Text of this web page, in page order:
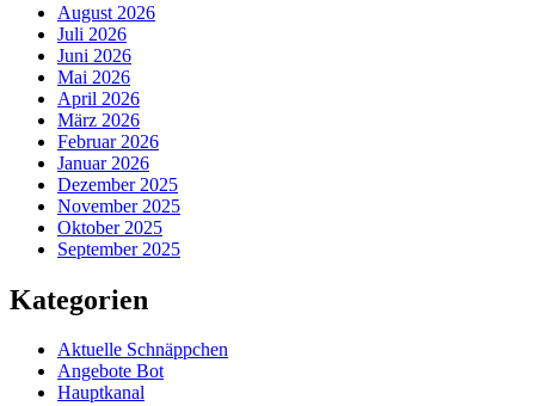
August 2026
Juli 2026
Juni 2026
Mai 2026
April 2026
März 2026
Februar 2026
Januar 2026
Dezember 2025
November 2025
Oktober 2025
September 2025
Kategorien
Aktuelle Schnäppchen
Angebote Bot
Hauptkanal